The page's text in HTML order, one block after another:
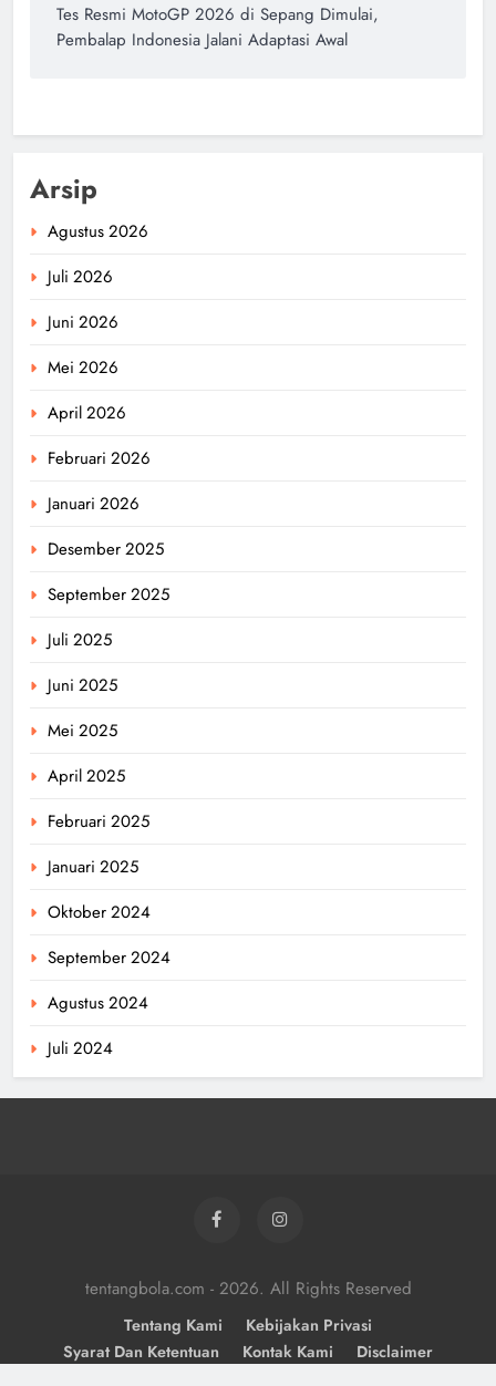
Tes Resmi MotoGP 2026 di Sepang Dimulai,
Pembalap Indonesia Jalani Adaptasi Awal
Arsip
Agustus 2026
Juli 2026
Juni 2026
Mei 2026
April 2026
Februari 2026
Januari 2026
Desember 2025
September 2025
Juli 2025
Juni 2025
Mei 2025
April 2025
Februari 2025
Januari 2025
Oktober 2024
September 2024
Agustus 2024
Juli 2024
tentangbola.com - 2026. All Rights Reserved
Tentang Kami
Kebijakan Privasi
Syarat Dan Ketentuan
Kontak Kami Disclaimer